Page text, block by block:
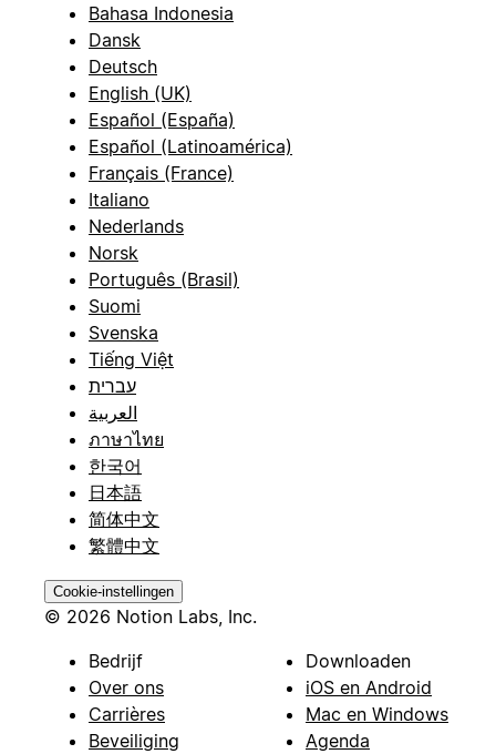
Bahasa Indonesia
Dansk
Deutsch
English (UK)
Español (España)
Español (Latinoamérica)
Français (France)
Italiano
Nederlands
Norsk
Português (Brasil)
Suomi
Svenska
Tiếng Việt
עברית
العربية
ภาษาไทย
한국어
日本語
简体中文
繁體中文
Cookie-instellingen
© 2026 Notion Labs, Inc.
Bedrijf
Over ons
Carrières
Beveiliging
Downloaden
iOS en Android
Mac en Windows
Agenda